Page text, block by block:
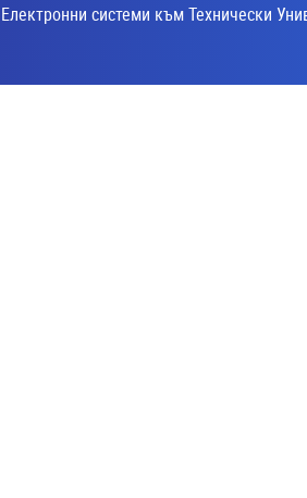
системи към Технически